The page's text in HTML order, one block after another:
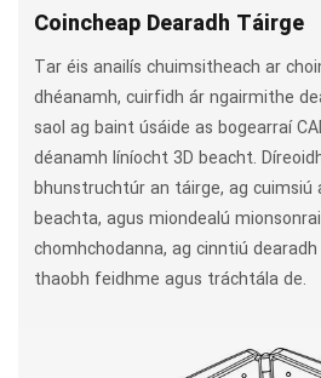
Coincheap Dearadh Táirge
Tar éis anailís chuimsitheach ar
dhéanamh, cuirfidh ár ngairmithe
saol ag baint úsáide as bogearraí
déanamh líníocht 3D beacht.
bhunstruchtúr an táirge, ag cuimsiú
beachta, agus miondealú
chomhchodanna, ag cinntiú
thaobh feidhme agus tráchtála de.